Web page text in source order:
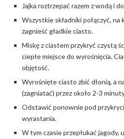
Jajka roztrzepać razem z wodą i
Wszystkie składniki połączyć, na
zagnieść gładkie ciasto.
Miskę z ciastem przykryć czystą
ciepłe miejsce do wyrośnięcia.
objętość.
Wyrośnięte ciasto zbić dłonią, a
(zagniatać) przez około 2-3
Odstawić ponownie pod
wyrastania.
W tym czasie przepłukać jagody,